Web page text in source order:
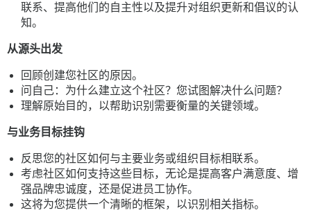
联系、提高他们的自主性以及提升对组织更新和倡议的认
知。
从源头出发
回顾创建您社区的原因。
问自己：为什么建立这个社区？您试图解决什么问题？
理解原始目的，以帮助识别需要衡量的关键领域。
与业务目标挂钩
反思您的社区如何与主要业务或组织目标相联系。
考虑社区如何支持这些目标，无论是提高客户满意度、增
强品牌忠诚度，还是促进员工协作。
这将为您提供一个清晰的框架，以识别相关指标。